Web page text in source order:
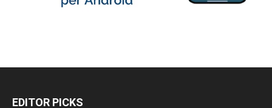
EDITOR PICKS